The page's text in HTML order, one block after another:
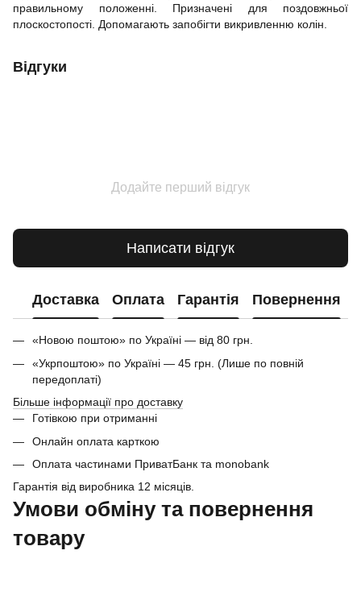
правильному положенні. Призначені для поздовжньої
плоскостопості. Допомагають запобігти викривленню колін.
Відгуки
Додайте перший відгук
Написати відгук
Доставка Оплата Гарантія Повернення
«Новою поштою» по Україні — від 80 грн.
«Укрпоштою» по Україні — 45 грн. (Лише по повній
передоплаті)
Більше інформації про доставку
Готівкою при отриманні
Онлайн оплата карткою
Оплата частинами ПриватБанк та monobank
Гарантія від виробника 12 місяців.
Умови обміну та повернення
товару